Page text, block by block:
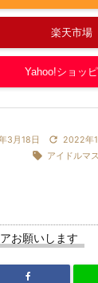
楽天市場
Yahoo!ショッ
3月18日  2022年
 アイドルマ
お願いします